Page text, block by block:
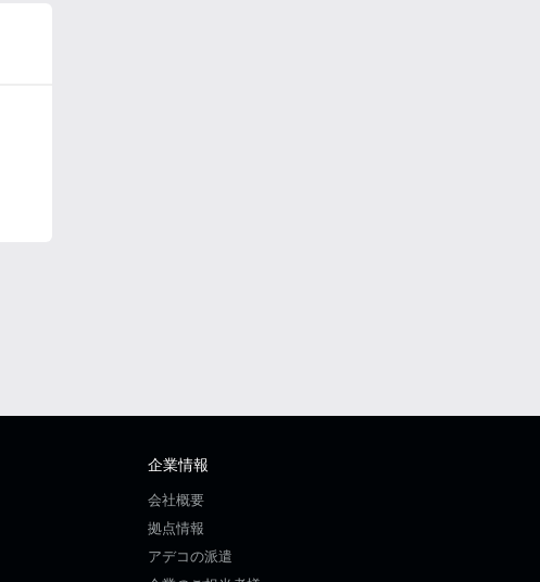
企業情報
会社概要
拠点情報
アデコの派遣